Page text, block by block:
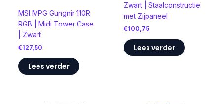
MSI MPG Gungnir 110R
RGB | Midi Tower Case
| Zwart
€127,50
Lees verder
Zwart | Staalconstructie
met Zijpaneel
€100,75
Lees verder